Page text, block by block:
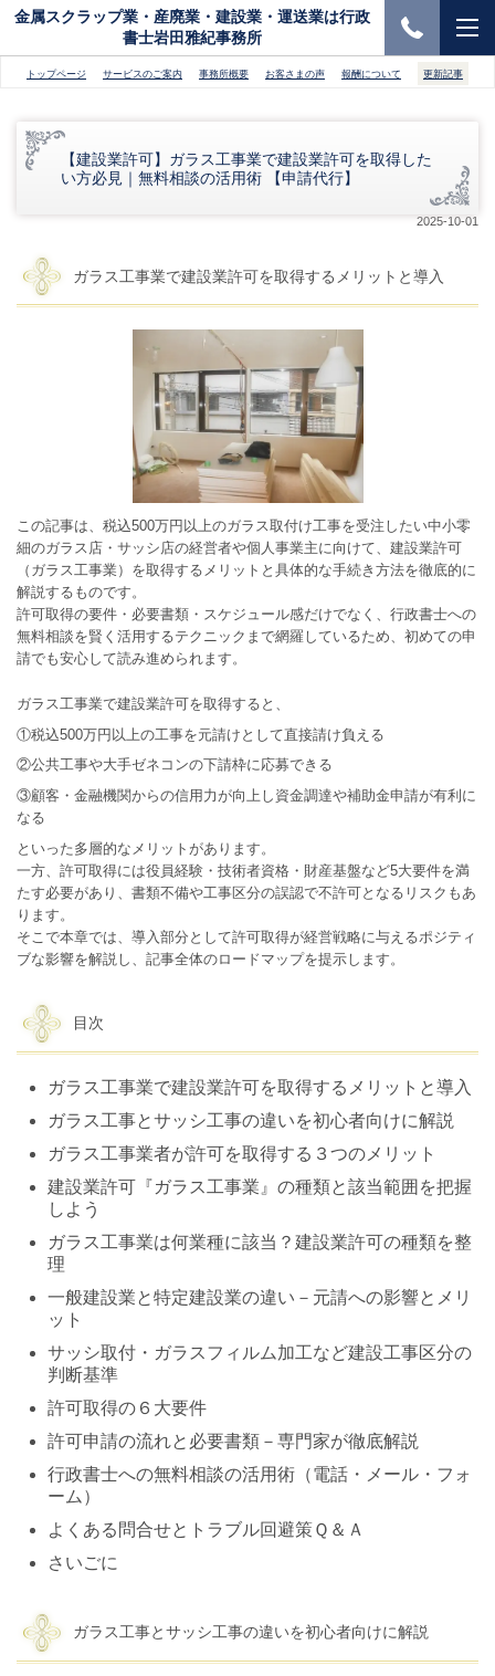
金属スクラップ業・産廃業・建設業・運送業は行政
書士岩田雅紀事務所
トップページ サービスのご案内 事務所概要 お客さまの声 報酬について 更新記事
【建設業許可】ガラス工事業で建設業許可を取得した
い方必見｜無料相談の活用術 【申請代行】
2025-10-01
ガラス工事業で建設業許可を取得するメリットと導入
この記事は、税込500万円以上のガラス取付け工事を受注したい中小零
細のガラス店・サッシ店の経営者や個人事業主に向けて、建設業許可
（ガラス工事業）を取得するメリットと具体的な手続き方法を徹底的に
解説するものです。
許可取得の要件・必要書類・スケジュール感だけでなく、行政書士への
無料相談を賢く活用するテクニックまで網羅しているため、初めての申
請でも安心して読み進められます。
ガラス工事業で建設業許可を取得すると、
①税込500万円以上の工事を元請けとして直接請け負える
②公共工事や大手ゼネコンの下請枠に応募できる
③顧客・金融機関からの信用力が向上し資金調達や補助金申請が有利に
なる
といった多層的なメリットがあります。
一方、許可取得には役員経験・技術者資格・財産基盤など5大要件を満
たす必要があり、書類不備や工事区分の誤認で不許可となるリスクもあ
ります。
そこで本章では、導入部分として許可取得が経営戦略に与えるポジティ
ブな影響を解説し、記事全体のロードマップを提示します。
目次
ガラス工事業で建設業許可を取得するメリットと導入
ガラス工事とサッシ工事の違いを初心者向けに解説
ガラス工事業者が許可を取得する３つのメリット
建設業許可『ガラス工事業』の種類と該当範囲を把握
しよう
ガラス工事業は何業種に該当？建設業許可の種類を整
理
一般建設業と特定建設業の違い－元請への影響とメリ
ット
サッシ取付・ガラスフィルム加工など建設工事区分の
判断基準
許可取得の６大要件
許可申請の流れと必要書類－専門家が徹底解説
行政書士への無料相談の活用術（電話・メール・フォ
ーム）
よくある問合せとトラブル回避策Ｑ＆Ａ
さいごに
ガラス工事とサッシ工事の違いを初心者向けに解説